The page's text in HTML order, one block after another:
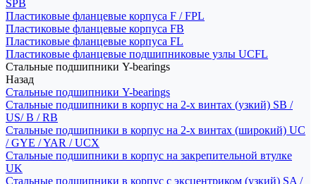
SPB
Пластиковые фланцевые корпуса F / FPL
Пластиковые фланцевые корпуса FB
Пластиковые фланцевые корпуса FL
Пластиковые фланцевые подшипниковые узлы UCFL
Стальные подшипники Y-bearings
Назад
Стальные подшипники Y-bearings
Стальные подшипники в корпус на 2-х винтах (узкий) SB /
US/ B / RB
Стальные подшипники в корпус на 2-х винтах (широкий) UC
/ GYE / YAR / UCX
Стальные подшипники в корпус на закрепительной втулке
UK
Стальные подшипники в корпус с эксцентриком (узкий) SA /